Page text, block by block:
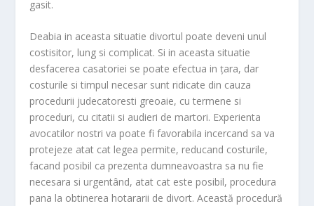
gasit.
Deabia in aceasta situatie divortul poate deveni unul
costisitor, lung si complicat. Si in aceasta situatie
desfacerea casatoriei se poate efectua in țara, dar
costurile si timpul necesar sunt ridicate din cauza
procedurii judecatoresti greoaie, cu termene si
proceduri, cu citatii si audieri de martori. Experienta
avocatilor nostri va poate fi favorabila incercand sa va
protejeze atat cat legea permite, reducand costurile,
facand posibil ca prezenta dumneavoastra sa nu fie
necesara si urgentând, atat cat este posibil, procedura
pana la obtinerea hotararii de divort. Această procedură